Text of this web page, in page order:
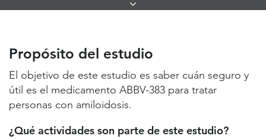
Lugares de estudio y contactos
Información útil
Propósito del estudio
El objetivo de este estudio es saber cuán seguro y
útil es el medicamento ABBV-383 para tratar
personas con amiloidosis.
¿Qué actividades son parte de este estudio?